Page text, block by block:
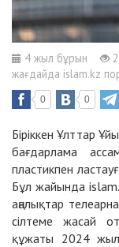
4 жыл бұрын
жағдайда islam.kz
0 0
Біріккен Ұлттар
бағдарлама
пластикпен
Бұл жайында
аңалықтар
сілтеме жасай
құжаты 2024